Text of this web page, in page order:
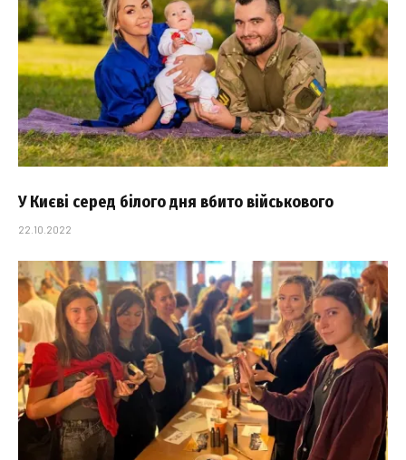
У Києві серед білого дня вбито військового
22.10.2022